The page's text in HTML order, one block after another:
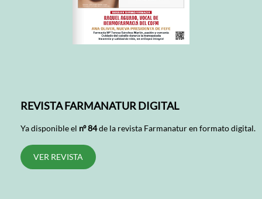
REVISTA FARMANATUR DIGITAL
Ya disponible el nº 84de la revista Farmanatur en formato digital.
VER REVISTA